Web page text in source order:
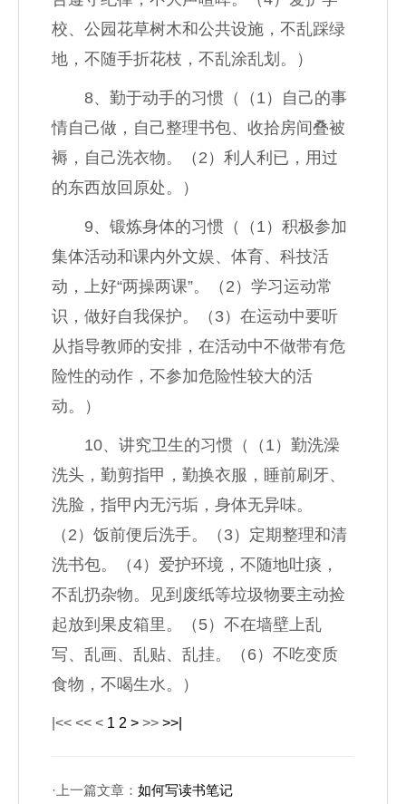
校、公园花草树木和公共设施，不乱踩绿
地，不随手折花枝，不乱涂乱划。）
8、勤于动手的习惯（（1）自己的事
情自己做，自己整理书包、收拾房间叠被
褥，自己洗衣物。（2）利人利已，用过
的东西放回原处。）
9、锻炼身体的习惯（（1）积极参加
集体活动和课内外文娱、体育、科技活
动，上好“两操两课”。（2）学习运动常
识，做好自我保护。（3）在运动中要听
从指导教师的安排，在活动中不做带有危
险性的动作，不参加危险性较大的活
动。）
10、讲究卫生的习惯（（1）勤洗澡
洗头，勤剪指甲，勤换衣服，睡前刷牙、
洗脸，指甲内无污垢，身体无异味。
（2）饭前便后洗手。（3）定期整理和清
洗书包。（4）爱护环境，不随地吐痰，
不乱扔杂物。见到废纸等垃圾物要主动捡
起放到果皮箱里。（5）不在墙壁上乱
写、乱画、乱贴、乱挂。（6）不吃变质
食物，不喝生水。）
|<< << < 1 2 > >> >>|
·上一篇文章： 如何写读书笔记